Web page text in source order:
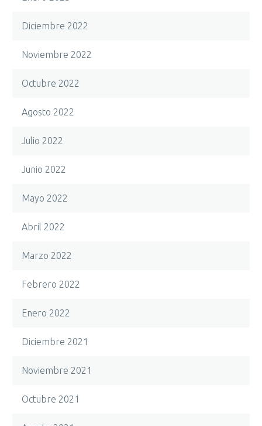
Diciembre 2022
Noviembre 2022
Octubre 2022
Agosto 2022
Julio 2022
Junio 2022
Mayo 2022
Abril 2022
Marzo 2022
Febrero 2022
Enero 2022
Diciembre 2021
Noviembre 2021
Octubre 2021